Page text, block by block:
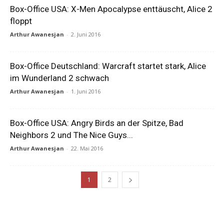
Box-Office USA: X-Men Apocalypse enttäuscht, Alice 2
floppt
Arthur Awanesjan - 2. Juni 2016
Box-Office Deutschland: Warcraft startet stark, Alice
im Wunderland 2 schwach
Arthur Awanesjan - 1. Juni 2016
Box-Office USA: Angry Birds an der Spitze, Bad
Neighbors 2 und The Nice Guys...
Arthur Awanesjan - 22. Mai 2016
1 2